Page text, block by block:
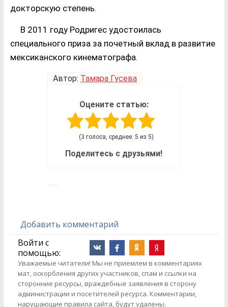
докторскую степень.
В 2011 году Родригес удостоилась
специального приза за почетный вклад в развитие
мексиканского кинематографа.
Автор: Тамара Гусева
Оцените статью:
(3 голоса, среднее: 5 из 5)
Поделитесь с друзьями!
Добавить комментарий
Войти с
помощью:
Уважаемые читатели! Мы не приемлем в комментариях
мат, оскорбления других участников, спам и ссылки на
сторонние ресурсы, враждебные заявления в сторону
администрации и посетителей ресурса. Комментарии,
нарушающие правила сайта, будут удалены.